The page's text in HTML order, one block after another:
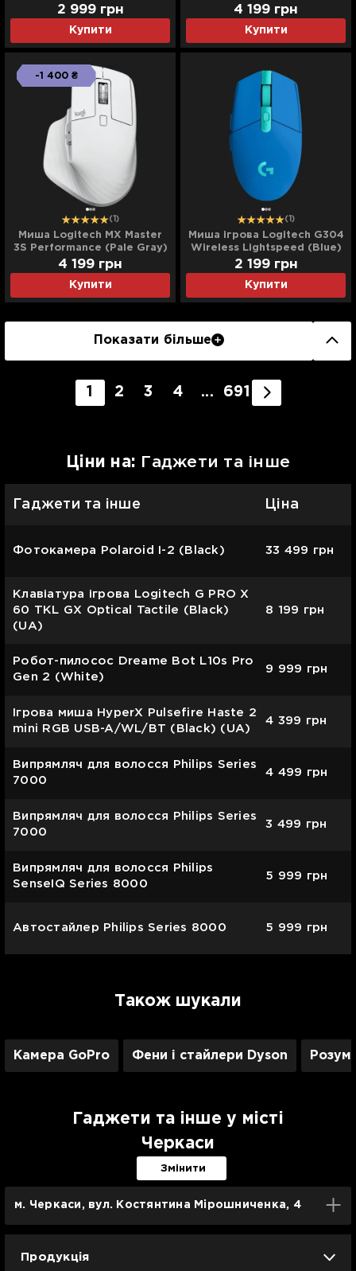
(EU)
Купити
2 999 грн
(EU)
Купити
4 199 грн
-1 400 ₴
(1)
Миша Logitech MX Master
3S Performance (Pale Gray)
(EU)
Купити
4 199 грн
(1)
Миша ігрова Logitech G304
Wireless Lightspeed (Blue)
(EU)
Купити
2 199 грн
Показати більше
1 2 3 4 ... 691
Цiни на: Гаджети та інше
Гаджети та інше Ціна
Фотокамера Polaroid I-2 (Black) 33 499 грн
Клавіатура ігрова Logitech G PRO X
60 TKL GX Optical Tactile (Black)
(UA)
8 199 грн
Робот-пилосос Dreame Bot L10s Pro
Gen 2 (White)
9 999 грн
Ігрова миша HyperX Pulsefire Haste 2
mini RGB USB-A/WL/BT (Black) (UA)
4 399 грн
Випрямляч для волосся Philips Series
7000
4 499 грн
Випрямляч для волосся Philips Series
7000
3 499 грн
Випрямляч для волосся Philips
SenseIQ Series 8000
5 999 грн
Автостайлер Philips Series 8000 5 999 грн
Також шукали
Камера GoPro Фени і стайлери Dyson
Гаджети та інше у місті
Черкаси
Змінити
м. Черкаси, вул. Костянтина Мірошниченка, 4
Продукція